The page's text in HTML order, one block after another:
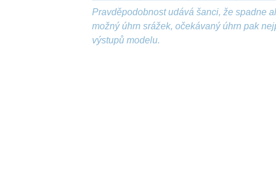
Pravděpodobnost udává šanci, že spadne
možný úhrn srážek, očekávaný úhrn pak
výstupů modelu.